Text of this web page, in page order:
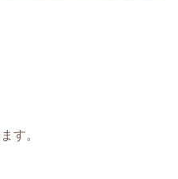
す。